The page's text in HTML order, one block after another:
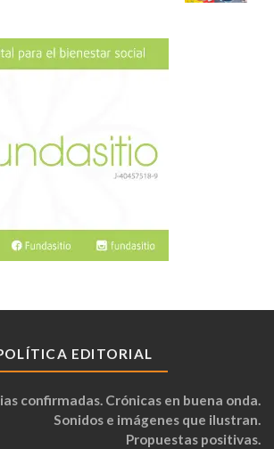
EDITORIAL
confirmadas. Crónicas en buena onda.
Sonidos e imágenes que ilustran.
Propuestas positivas.